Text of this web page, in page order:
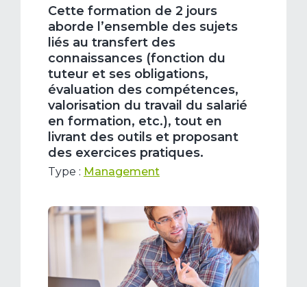
Cette formation de 2 jours
aborde l’ensemble des sujets
liés au transfert des
connaissances (fonction du
tuteur et ses obligations,
évaluation des compétences,
valorisation du travail du salarié
en formation, etc.), tout en
livrant des outils et proposant
des exercices pratiques.
Type : Management